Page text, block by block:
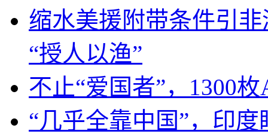
缩水美援附带条件引
“授人以渔”
不止“爱国者”，1300
“几乎全靠中国”，印